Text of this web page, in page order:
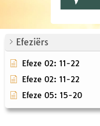
Efeziërs
Efeze 02: 11-22
Efeze 02: 11-22
Efeze 05: 15-20